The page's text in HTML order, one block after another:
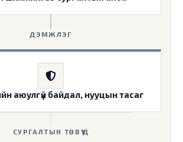
ДЭМЖЛЭГ
аюулгүй байдал, нууцын тасаг
СУРГАЛТЫН ТӨВҮҮД